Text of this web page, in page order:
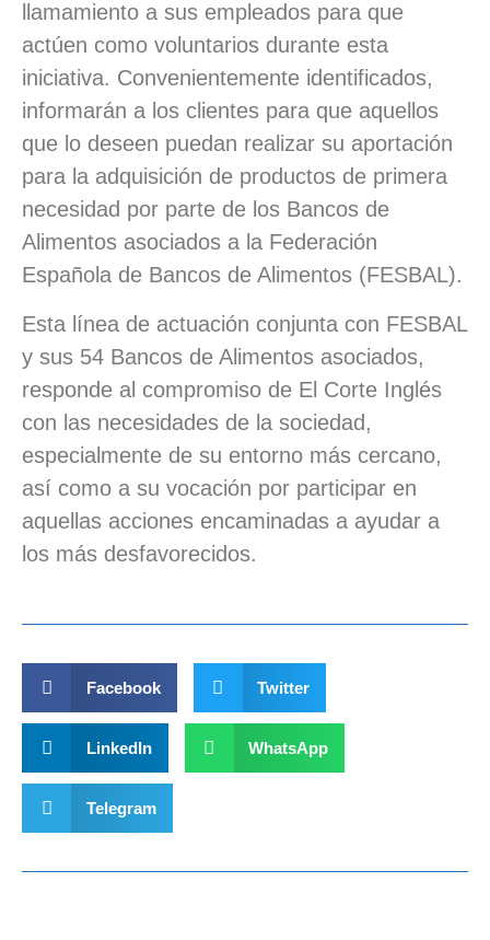
llamamiento a sus empleados para que
actúen como voluntarios durante esta
iniciativa. Convenientemente identificados,
informarán a los clientes para que aquellos
que lo deseen puedan realizar su aportación
para la adquisición de productos de primera
necesidad por parte de los Bancos de
Alimentos asociados a la Federación
Española de Bancos de Alimentos (FESBAL).
Esta línea de actuación conjunta con FESBAL
y sus 54 Bancos de Alimentos asociados,
responde al compromiso de El Corte Inglés
con las necesidades de la sociedad,
especialmente de su entorno más cercano,
así como a su vocación por participar en
aquellas acciones encaminadas a ayudar a
los más desfavorecidos.
Facebook Twitter
LinkedIn WhatsApp
Telegram